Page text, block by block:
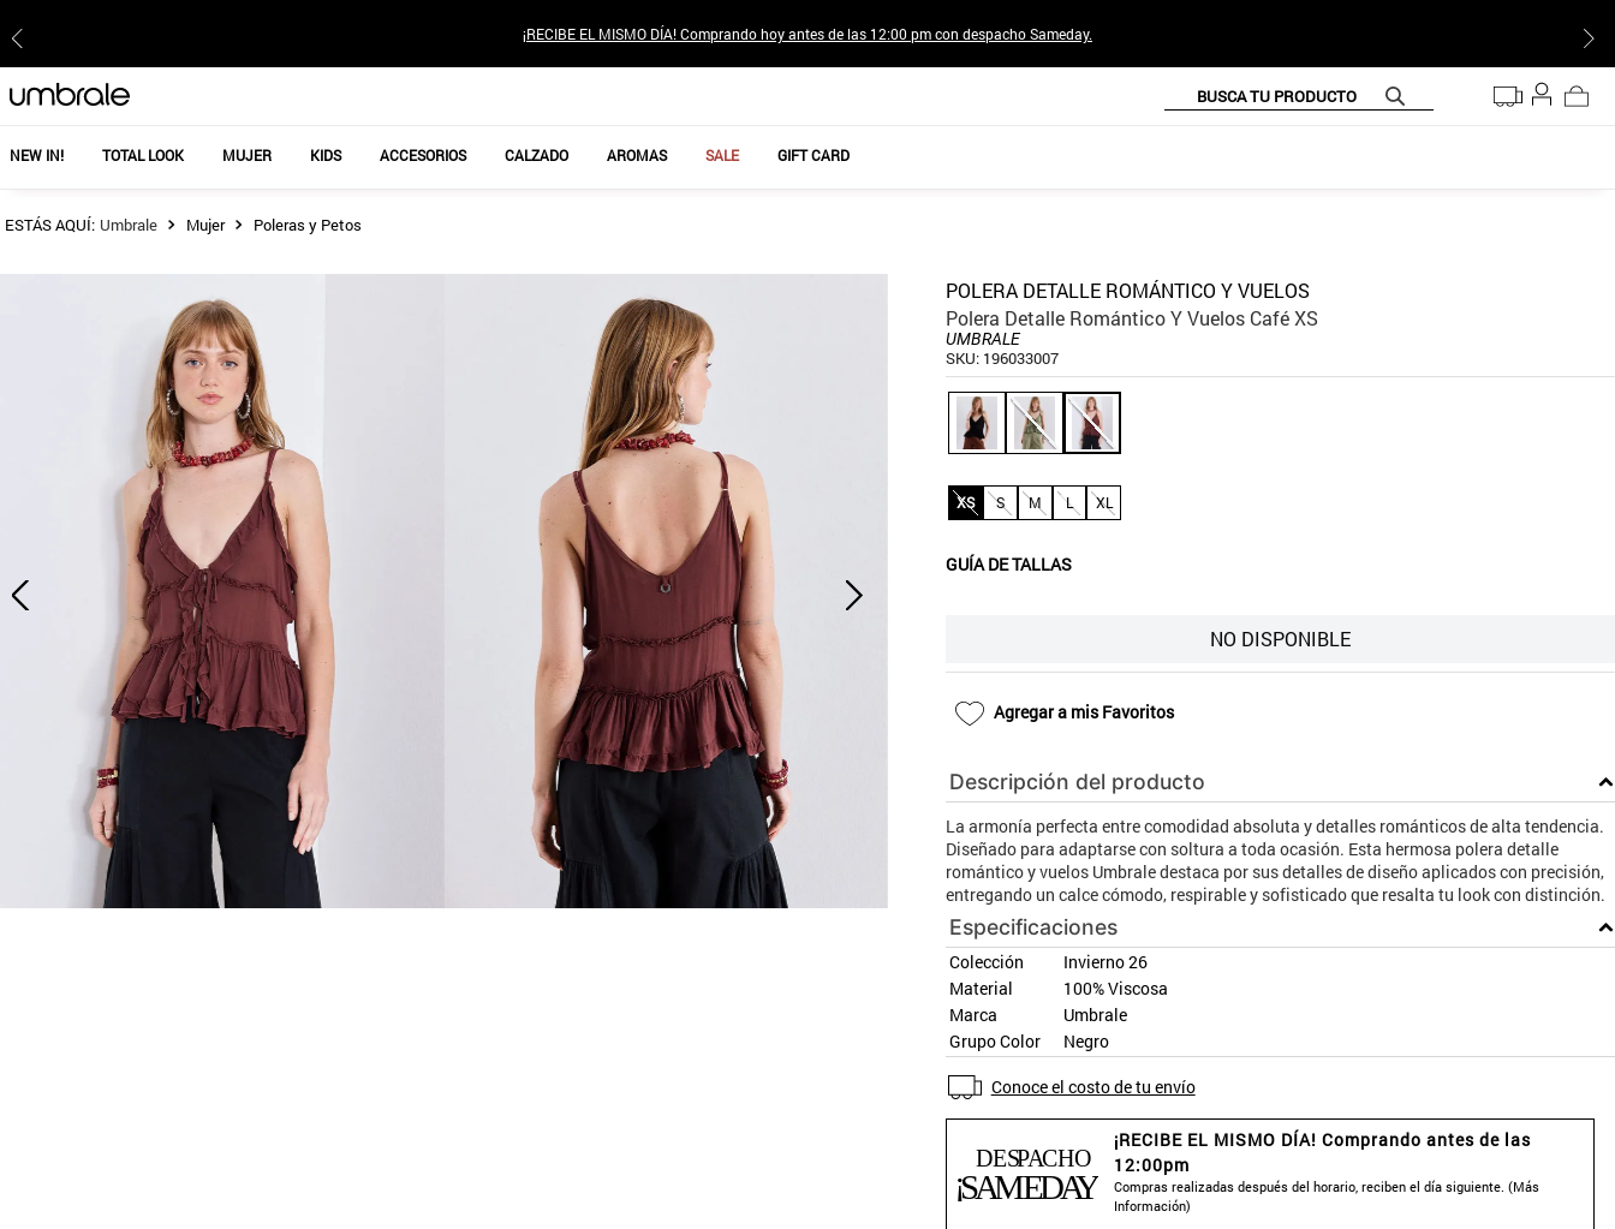
¡RECIBE EL MISMO DÍA! Comprando hoy antes de las 12:00 pm con despacho Sameday.
BUSCA TU PRODUCTO
NEW IN! TOTAL LOOK MUJER KIDS ACCESORIOS CALZADO AROMAS SALE GIFT CARD
Mujer Poleras y Petos
POLERA DETALLE ROMÁNTICO Y VUELOS
Polera Detalle Romántico Y Vuelos Café XS
UMBRALE
SKU: 196033007
XS S M L XL
GUÍA DE TALLAS
NO DISPONIBLE
Agregar a mis Favoritos
Descripción del producto
La armonía perfecta entre comodidad absoluta y detalles románticos de alta tendencia.
Diseñado para adaptarse con soltura a toda ocasión. Esta hermosa polera detalle
romántico y vuelos Umbrale destaca por sus detalles de diseño aplicados con precisión,
entregando un calce cómodo, respirable y sofisticado que resalta tu look con distinción.
Especificaciones
Colección
Invierno 26
Material
100% Viscosa
Marca
Umbrale
Grupo Color
Negro
Conoce el costo de tu envío
¡RECIBE EL MISMO DÍA! Comprando antes de las
12:00pm
Compras realizadas después del horario, reciben el día siguiente. (Más
Información)
4.
5.
botas
6.
botin
7.
cafe
collar
aros
blanco